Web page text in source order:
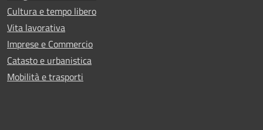
Cultura e tempo libero
Vita lavorativa
Imprese e Commercio
Catasto e urbanistica
Mobilità e trasporti